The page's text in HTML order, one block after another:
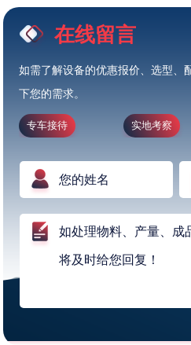
在线留言
如需了解设备的优惠报价、选型、
下您的需求。
专车接待 实地考察